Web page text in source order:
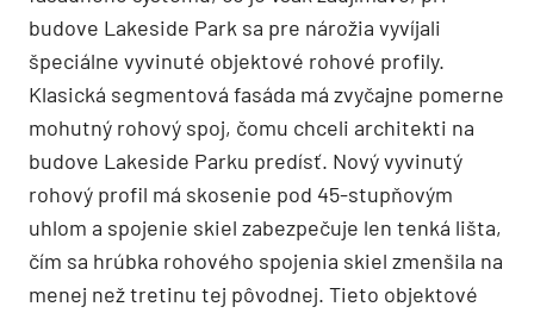
budove Lakeside Park sa pre nárožia vyvíjali
špeciálne vyvinuté objektové rohové profily.
Klasická segmentová fasáda má zvyčajne pomerne
mohutný rohový spoj, čomu chceli architekti na
budove Lakeside Parku predísť. Nový vyvinutý
rohový profil má skosenie pod 45-stupňovým
uhlom a spojenie skiel zabezpečuje len tenká lišta,
čím sa hrúbka rohového spojenia skiel zmenšila na
menej než tretinu tej pôvodnej. Tieto objektové